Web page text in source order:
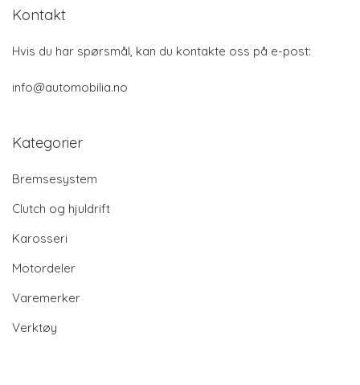
Kontakt
Hvis du har spørsmål, kan du kontakte oss på e-post:
info@automobilia.no
Kategorier
Bremsesystem
Clutch og hjuldrift
Karosseri
Motordeler
Varemerker
Verktøy